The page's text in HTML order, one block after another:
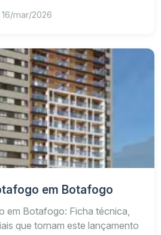
16/mar/2026
em Botafogo
em Botafogo: Ficha técnica,
que tornam este lançamento